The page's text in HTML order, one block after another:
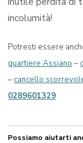
incolumità!
Potresti essere
quartiere Assiano –
–cancello
0289601329
Possiamo aiutarti